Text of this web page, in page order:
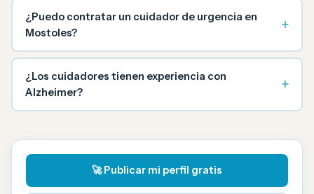
¿Puedo contratar un cuidador de urgencia en
Mostoles?
+
¿Los cuidadores tienen experiencia con
Alzheimer?
+
🚀 Publicar mi perfil gratis